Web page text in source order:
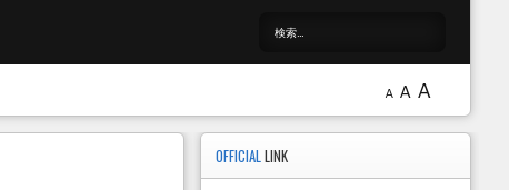
A A A
OFFICIALLINK